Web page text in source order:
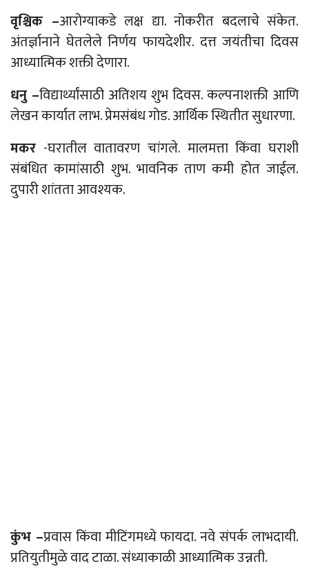
वृश्चिक –आरोग्याकडे लक्ष द्या. नोकरीत बदलाचे संकेत.
अंतर्ज्ञानाने घेतलेले निर्णय फायदेशीर. दत्त जयंतीचा दिवस
आध्यात्मिक शक्ती देणारा.
धनु –विद्यार्थ्यांसाठी अतिशय शुभ दिवस. कल्पनाशक्ती आणि
लेखन कार्यात लाभ. प्रेमसंबंध गोड. आर्थिक स्थितीत सुधारणा.
मकर -घरातील वातावरण चांगले. मालमत्ता किंवा घराशी
संबंधित कामांसाठी शुभ. भावनिक ताण कमी होत जाईल.
दुपारी शांतता आवश्यक.
कुंभ –प्रवास किंवा मीटिंगमध्ये फायदा. नवे संपर्क लाभदायी.
प्रतियुतीमुळे वाद टाळा. संध्याकाळी आध्यात्मिक उन्नती.